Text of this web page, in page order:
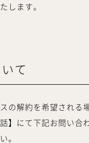
します。
て
の解約を希望される
】にて下記お問い合
。